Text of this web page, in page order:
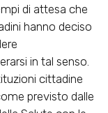
di attesa che
hanno deciso
in tal senso.
cittadine
previsto dalle